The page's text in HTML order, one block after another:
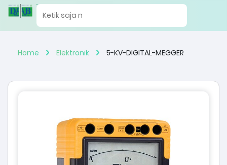
Home Elektronik 5-KV-DIGITAL-MEGGER